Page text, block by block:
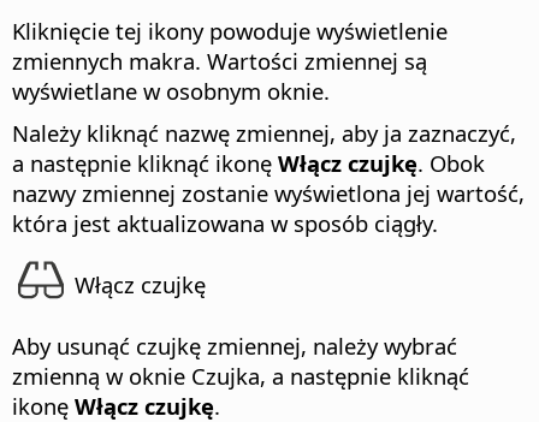
Kliknięcie tej ikony powoduje wyświetlenie
zmiennych makra. Wartości zmiennej są
wyświetlane w osobnym oknie.
Należy kliknąć nazwę zmiennej, aby ja zaznaczyć,
a następnie kliknąć ikonę Włącz czujkę. Obok
nazwy zmiennej zostanie wyświetlona jej wartość,
która jest aktualizowana w sposób ciągły.
Włącz czujkę
Aby usunąć czujkę zmiennej, należy wybrać
zmienną w oknie Czujka, a następnie kliknąć
ikonę Włącz czujkę.